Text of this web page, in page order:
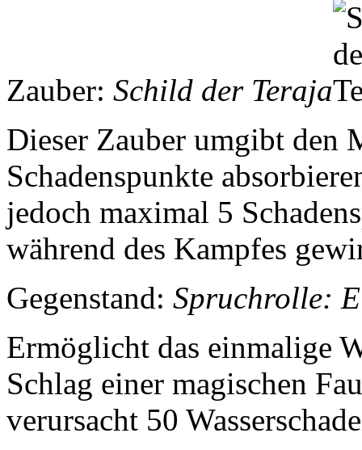
Zauber: Schild der Teraja
Dieser Zauber umgibt den
Schadenspunkte
jedoch maximal 5
während des Kampfes
Gegenstand: Spruchrolle:
Ermöglicht das einmalige
Schlag einer magischen
verursacht 50